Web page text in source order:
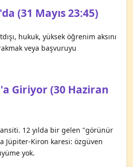
(31 Mayıs 23:45)
hukuk, yüksek öğrenim aksını
veya başvuruyu
Giriyor (30 Haziran
12 yılda bir gelen "görünür
Jüpiter-Kiron karesi: özgüven
yok.